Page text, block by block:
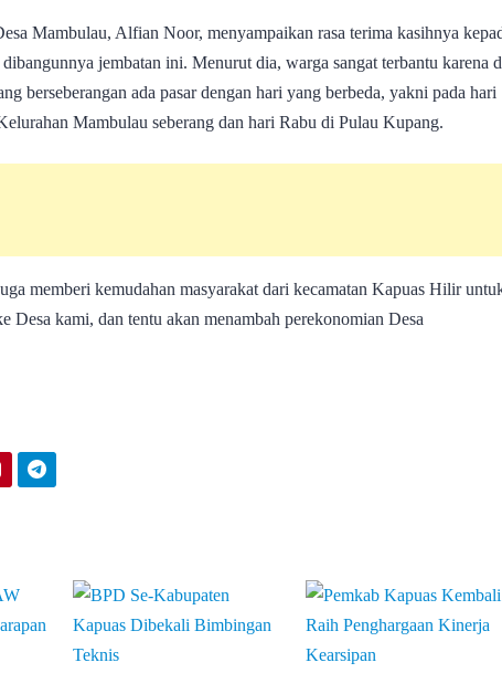
Mambulau, Alfian Noor, menyampaikan rasa terima kasihnya
jembatan ini. Menurut dia, warga sangat terbantu karena
berseberangan ada pasar dengan hari yang berbeda, yakni pada hari
Mambulau seberang dan hari Rabu di Pulau Kupang.
memberi kemudahan masyarakat dari kecamatan Kapuas Hilir
Desa kami, dan tentu akan menambah perekonomian Desa